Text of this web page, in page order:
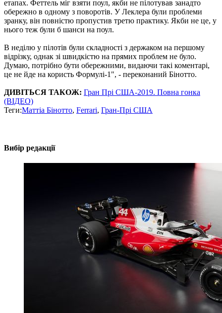
етапах. Феттель міг взяти поул, якби не пілотував занадто
обережно в одному з поворотів. У Леклера були проблеми
зранку, він повністю пропустив третю практику. Якби не це, у
нього теж були б шанси на поул.
В неділю у пілотів були складності з держаком на першому
відрізку, однак зі швидкістю на прямих проблем не було.
Думаю, потрібно бути обережними, видаючи такі коментарі,
це не йде на користь Формулі-1", - переконаний Бінотто.
ДИВІТЬСЯ ТАКОЖ: Гран Прі США-2019. Повна гонка
(ВІДЕО)
Теги:Маттіа Бінотто, Ferrari, Гран-Прі США
Вибір редакції